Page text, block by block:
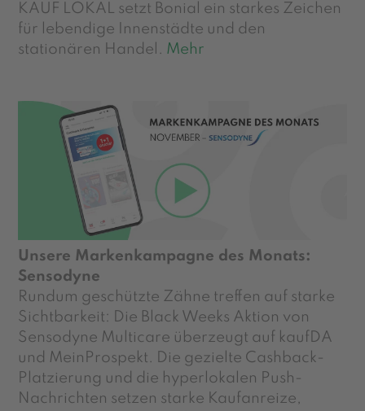
KAUF LOKAL setzt Bonial ein starkes Zeichen
für lebendige Innenstädte und den
stationären Handel. Mehr
Unsere Markenkampagne des Monats:
Sensodyne
Rundum geschützte Zähne treffen auf starke
Sichtbarkeit: Die Black Weeks Aktion von
Sensodyne Multicare überzeugt auf kaufDA
und MeinProspekt. Die gezielte Cashback-
Platzierung und die hyperlokalen Push-
Nachrichten setzen starke Kaufanreize,